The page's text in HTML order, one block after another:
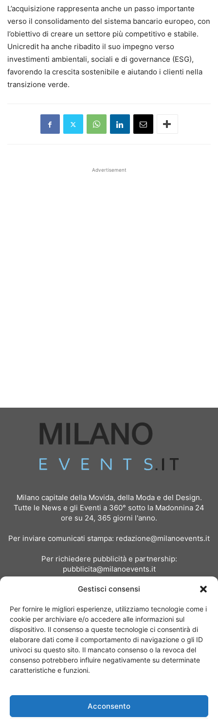
Gestisci consensi
Per fornire le migliori esperienze, utilizziamo tecnologie come i
cookie per archiviare e/o accedere alle informazioni sul
dispositivo. Il consenso a queste tecnologie ci consentirà di
elaborare dati come il comportamento di navigazione o gli ID
univoci su questo sito. Il mancato consenso o la revoca del
consenso potrebbero influire negativamente su determinate
caratteristiche e funzioni.
Acconsento
L’acquisizione rappresenta anche un passo importante
verso il consolidamento del sistema bancario europeo, con
l’obiettivo di creare un settore più competitivo e stabile.
Unicredit ha anche ribadito il suo impegno verso
investimenti ambientali, sociali e di governance (ESG),
favorendo la crescita sostenibile e aiutando i clienti nella
transizione verde.
Advertisement
Milano capitale della Movida, della Moda e del Design.
Tutte le News e gli Eventi a 360° sotto la Madonnina 24
ore su 24, 365 giorni l'anno.
Per inviare comunicati stampa: redazione@milanoevents.it
Per richiedere pubblicità e partnership:
pubblicita@milanoevents.it
Chi siamo I Nostri Clienti
© Copyright 2017 - MilanoEvents.it© managed by